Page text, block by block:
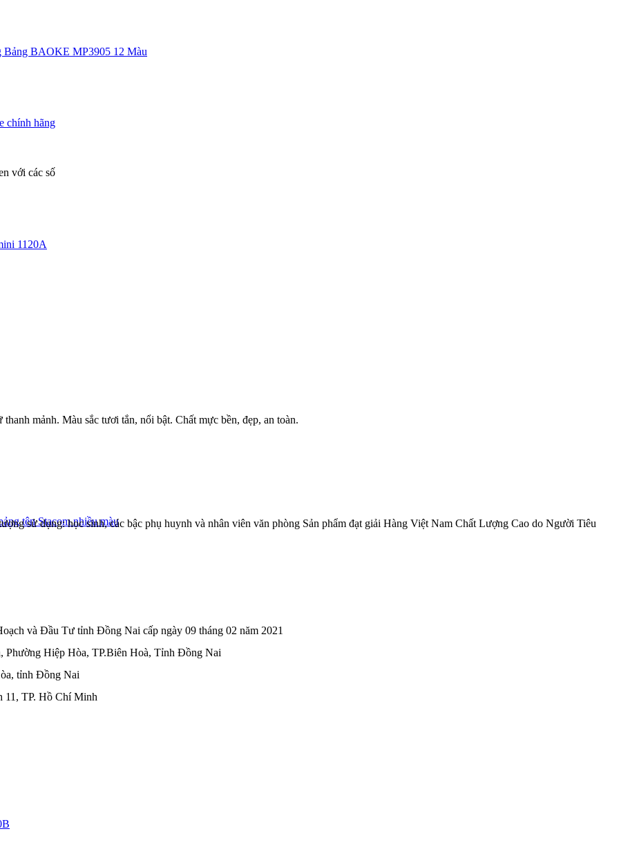
Bảng BAOKE MP3905 12 Màu
chính hãng
1120A
tên Stacom nhiều màu
với các số
mảnh. Màu sắc tươi tắn, nổi bật. Chất mực bền, đẹp, an toàn.
sử dụng: học sinh, các bậc phụ huynh và nhân viên văn phòng Sản phẩm đạt giải Hàng Việt Nam Chất Lượng Cao do Người Tiêu
và Đầu Tư tỉnh Đồng Nai cấp ngày 09 tháng 02 năm 2021
Hiệp Hòa, TP.Biên Hoà, Tỉnh Đồng Nai
tỉnh Đồng Nai
11, TP. Hồ Chí Minh